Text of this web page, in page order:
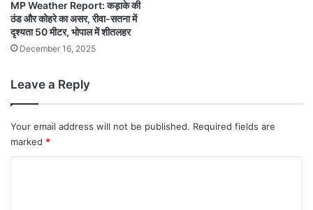
MP Weather Report: कड़ाके की
ठंड और कोहरे का असर, रीवा-सतना में
दृश्यता 50 मीटर, भोपाल में शीतलहर
December 16, 2025
Leave a Reply
Your email address will not be published. Required fields are
marked *